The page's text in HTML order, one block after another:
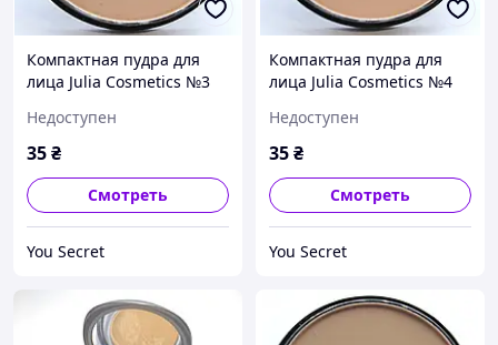
Компактная пудра для
лица Julia Cosmetics №3
Недоступен
35₴
Смотреть
You Secret
Компактная пудра для
лица Julia Cosmetics №4
Недоступен
35₴
Смотреть
You Secret